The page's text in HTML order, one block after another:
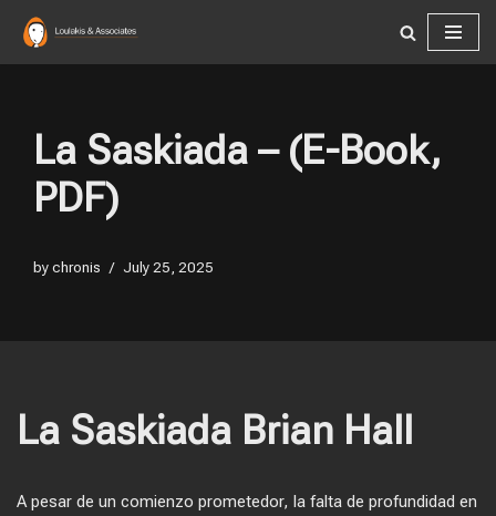
Skip
La Saskiada – (E-Book,
PDF)
bychronis July 25, 2025
La Saskiada Brian Hall
A pesar de un comienzo prometedor, la falta de profundidad en